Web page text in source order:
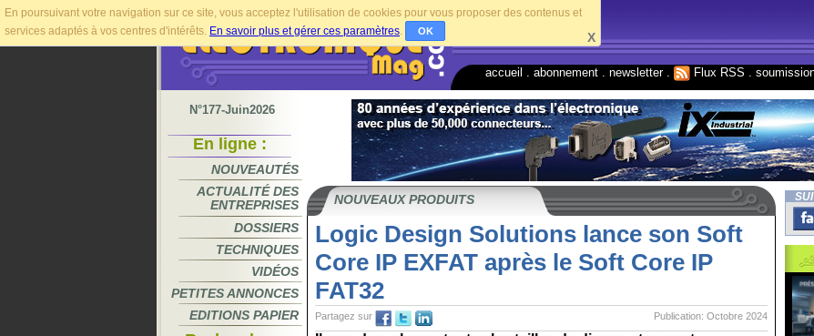
En poursuivant votre navigation sur ce site, vous acceptez l'utilisation de cookies pour vous proposer des contenus et
services adaptés à vos centres d'intérêts. En savoir plus et gérer ces paramètres. OK X
accueil abonnement newsletter. Flux RSS
N°177-Juin2026
En ligne :
NOUVEAUTÉS
ACTUALITÉ DES
ENTREPRISES
DOSSIERS
TECHNIQUES
VIDÉOS
PETITES ANNONCES
EDITIONS PAPIER
NOUVEAUX PRODUITS
Logic Design Solutions lance son Soft
Core IP EXFAT après le Soft Core IP
FAT32
Publication: Octobre 2024
Partagez sur